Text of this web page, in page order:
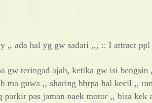
,, ada hal yg gw sadari ,,, :: I attract
gw teringad ajah, ketika gw isi bengsin
ma guwa ,, sharing bbrpa hal kecil ,,
parkir pas jaman naek motor ,, bisa kek